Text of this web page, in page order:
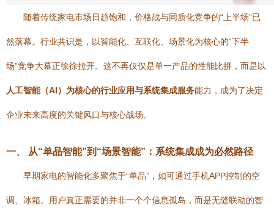
随着传统家电市场日趋饱和，价格战与同质化竞争的“上半场”已
然落幕。行业共识是，以智能化、互联化、场景化为核心的“下半
场”竞争大幕正徐徐拉开。这不再仅仅是单一产品的性能比拼，而是以
人工智能（AI）为核心的行业应用与系统集成服务能力，成为了决定
企业未来高度的关键风口与核心战场。
一、 从“单品智能”到“场景智能”：系统集成成为必然路径
早期家电的智能化多聚焦于“单品”，如可通过手机APP控制的空
调、冰箱。用户真正需要的并非一个个信息孤岛，而是无缝联动的智